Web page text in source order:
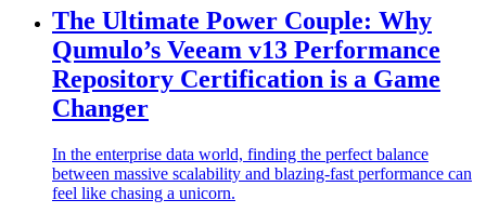
The Ultimate Power Couple: Why
Qumulo’s Veeam v13 Performance
Repository Certification is a Game
Changer
In the enterprise data world, finding the perfect balance
between massive scalability and blazing-fast performance can
feel like chasing a unicorn.